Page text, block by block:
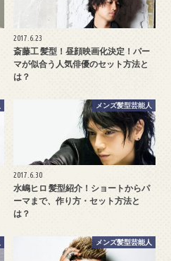
2017.6.23
斎藤工 髪型！昼顔映画化決定！パー
マが似合う人気俳優のセット方法と
は？
メンズ髪型芸能人
2017.6.30
水嶋ヒロ 髪型紹介！ショートからパ
ーマまで、作り方・セット方法と
は？
メンズ髪型芸能人